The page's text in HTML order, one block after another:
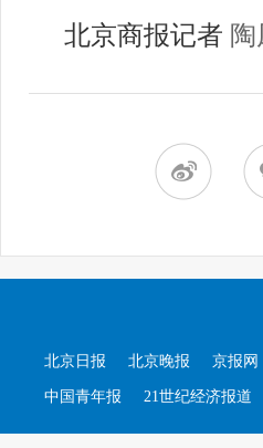
北京商报记者 陶
北京日报 北京晚报 京报网
中国青年报 21世纪经济报道